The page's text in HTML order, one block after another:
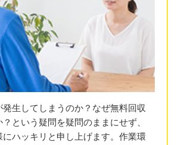
発生してしまうのか？なぜ無料回収
という疑問を疑問のままにせず、
にハッキリと申し上げます。作業環